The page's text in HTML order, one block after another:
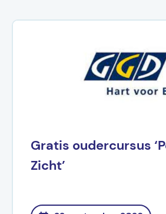
Gratis oudercursus
Zicht’